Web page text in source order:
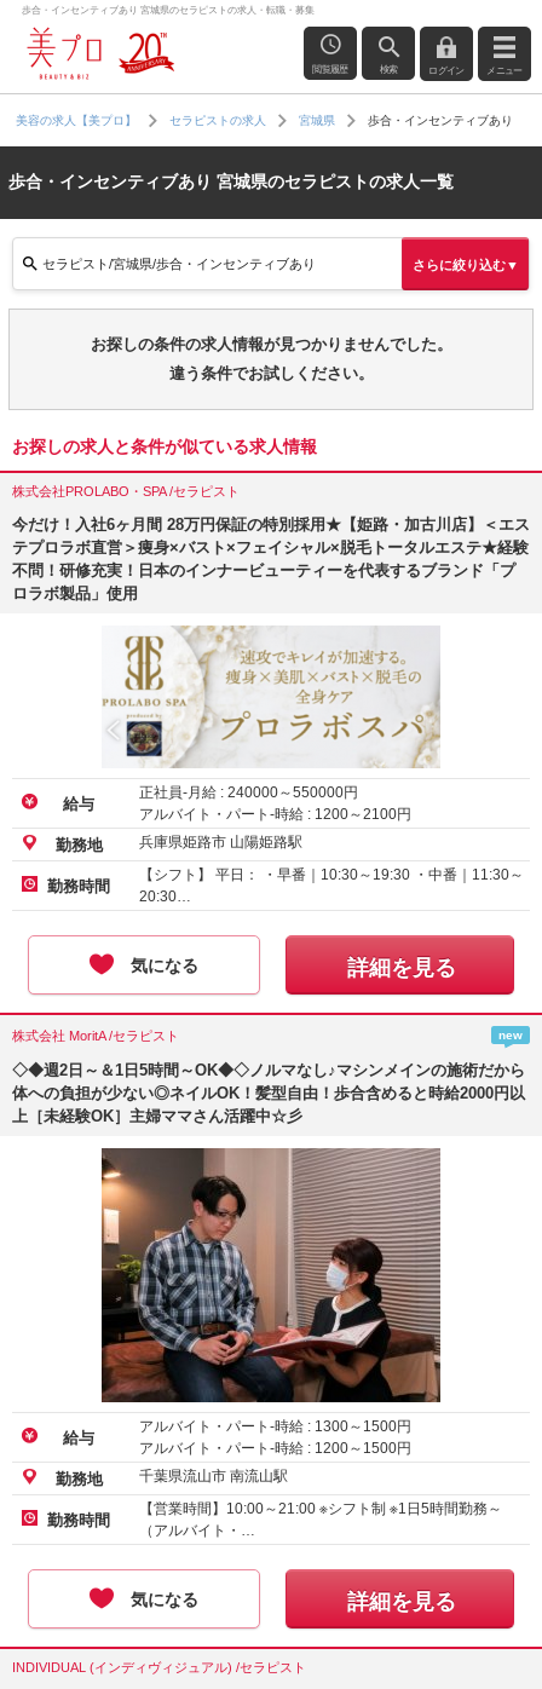
歩合・インセンティブあり 宮城県のセラピストの求人・転職・募集
閲覧履歴 検索 ログイン メニュー
美容の求人【美プロ】 セラピストの求人 宮城県 歩合・インセンティブあり
歩合・インセンティブあり 宮城県のセラピストの求人一覧
セラピスト/宮城県/歩合・インセンティブあり さらに絞り込む▼
お探しの条件の求人情報が見つかりませんでした。
違う条件でお試しください。
お探しの求人と条件が似ている求人情報
株式会社PROLABO・SPA /セラピスト
今だけ！入社6ヶ月間 28万円保証の特別採用★【姫路・加古川店】＜エス
テプロラボ直営＞痩身×バスト×フェイシャル×脱毛トータルエステ★経験
不問！研修充実！日本のインナービューティーを代表するブランド「プ
ロラボ製品」使用
給与
正社員-月給 : 240000～550000円
アルバイト・パート-時給 : 1200～2100円
勤務地 兵庫県姫路市 山陽姫路駅
勤務時間
【シフト】 平日： ・早番｜10:30～19:30 ・中番｜11:30～
20:30…
気になる 詳細を見る
株式会社 MoritA /セラピスト new
◇◆週2日～＆1日5時間～OK◆◇ノルマなし♪マシンメインの施術だから
体への負担が少ない◎ネイルOK！髪型自由！歩合含めると時給2000円以
上［未経験OK］主婦ママさん活躍中☆彡
給与
アルバイト・パート-時給 : 1300～ 1500円
アルバイト・パート-時給 : 1200～ 1500円
勤務地 千葉県流山市 南流山駅
勤務時間
【営業時間】10:00～21:00 ※シフト制 ※1日5時間勤務～
（アルバイト・…
気になる 詳細を見る
INDIVIDUAL (インディヴィジュアル) /セラピスト